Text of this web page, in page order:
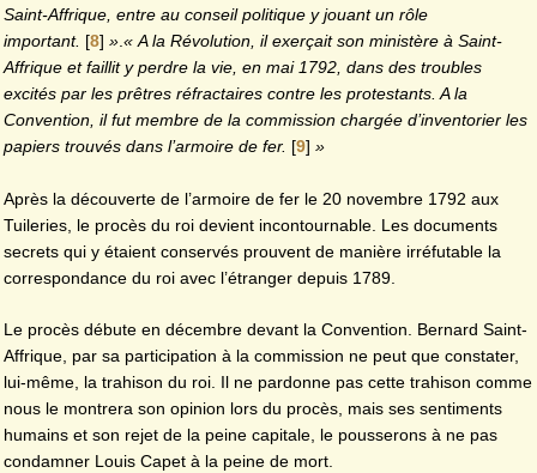
Saint-Affrique, entre au conseil politique y jouant un rôle
important. [8] ».« A la Révolution, il exerçait son ministère à Saint-
Affrique et faillit y perdre la vie, en mai 1792, dans des troubles
excités par les prêtres réfractaires contre les protestants. A la
Convention, il fut membre de la commission chargée d’inventorier les
papiers trouvés dans l’armoire de fer. [9] »
Après la découverte de l’armoire de fer le 20 novembre 1792 aux
Tuileries, le procès du roi devient incontournable. Les documents
secrets qui y étaient conservés prouvent de manière irréfutable la
correspondance du roi avec l’étranger depuis 1789.
Le procès débute en décembre devant la Convention. Bernard Saint-
Affrique, par sa participation à la commission ne peut que constater,
lui-même, la trahison du roi. Il ne pardonne pas cette trahison comme
nous le montrera son opinion lors du procès, mais ses sentiments
humains et son rejet de la peine capitale, le pousserons à ne pas
condamner Louis Capet à la peine de mort.